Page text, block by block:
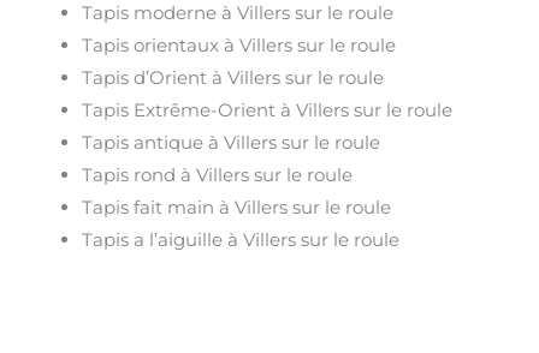
Tapis moderne à Villers sur le roule
Tapis orientaux à Villers sur le roule
Tapis d’Orient à Villers sur le roule
Tapis Extrême-Orient à Villers sur le roule
Tapis antique à Villers sur le roule
Tapis rond à Villers sur le roule
Tapis fait main à Villers sur le roule
Tapis a l’aiguille à Villers sur le roule